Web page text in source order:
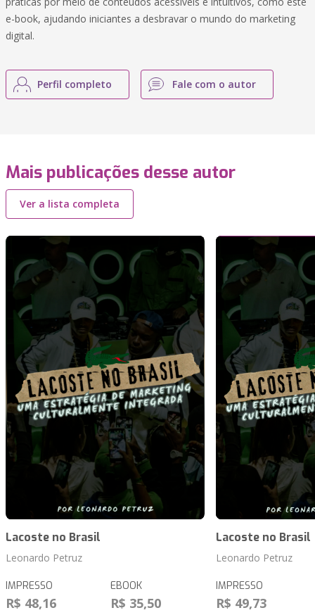
e-book, ajudando iniciantes a desbravar o mundo do marketing
digital.
Perfil completo Fale com o autor
Mais publicações desse autor
Ver a lista completa
Lacoste no Brasil
Leonardo Petruz
IMPRESSO
R$ 48,16
EBOOK
R$ 35,50
Lacoste no Brasil
Leonardo Petruz
IMPRESSO
R$ 49,73